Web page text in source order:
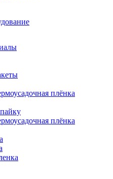
плёнка
плёнка